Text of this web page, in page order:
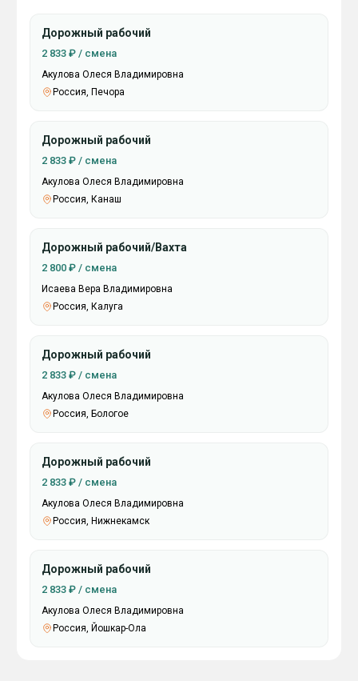
Дорожный рабочий
2 833 ₽ / смена
Акулова Олеся Владимировна
Россия, Печора
Дорожный рабочий
2 833 ₽ / смена
Акулова Олеся Владимировна
Россия, Канаш
Дорожный рабочий/Вахта
2 800 ₽ / смена
Исаева Вера Владимировна
Россия, Калуга
Дорожный рабочий
2 833 ₽ / смена
Акулова Олеся Владимировна
Россия, Бологое
Дорожный рабочий
2 833 ₽ / смена
Акулова Олеся Владимировна
Россия, Нижнекамск
Дорожный рабочий
2 833 ₽ / смена
Акулова Олеся Владимировна
Россия, Йошкар-Ола